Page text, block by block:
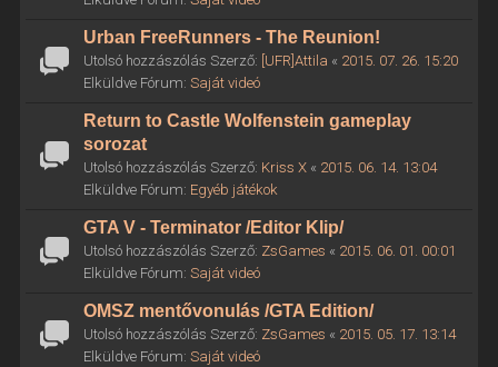
Urban FreeRunners - The Reunion!
Utolsó hozzászólás Szerző: [UFR]Attila « 2015. 07. 26. 15:20
Elküldve Fórum: Saját videó
Return to Castle Wolfenstein gameplay
sorozat
Utolsó hozzászólás Szerző: Kriss X« 2015. 06. 14. 13:04
Elküldve Fórum: Egyéb játékok
GTA V - Terminator /Editor Klip/
Utolsó hozzászólás Szerző: ZsGames « 2015. 06. 01. 00:01
Elküldve Fórum: Saját videó
OMSZ mentővonulás /GTA Edition/
Utolsó hozzászólás Szerző: ZsGames « 2015. 05. 17. 13:14
Elküldve Fórum: Saját videó